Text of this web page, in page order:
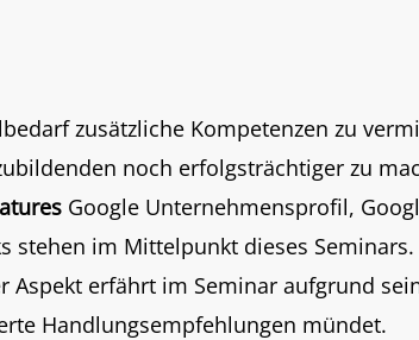
zusätzliche Kompetenzen zu
noch erfolgsträchtiger zu
Google Unternehmensprofil,
stehen im Mittelpunkt dieses
Aspekt erfährt im Seminar aufgrund
Handlungsempfehlungen mündet.